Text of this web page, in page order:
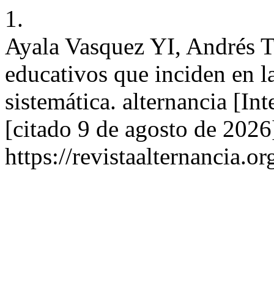
1.
Ayala Vasquez YI, Andrés
educativos que inciden en
sistemática. alternancia
[citado 9 de agosto de
https://